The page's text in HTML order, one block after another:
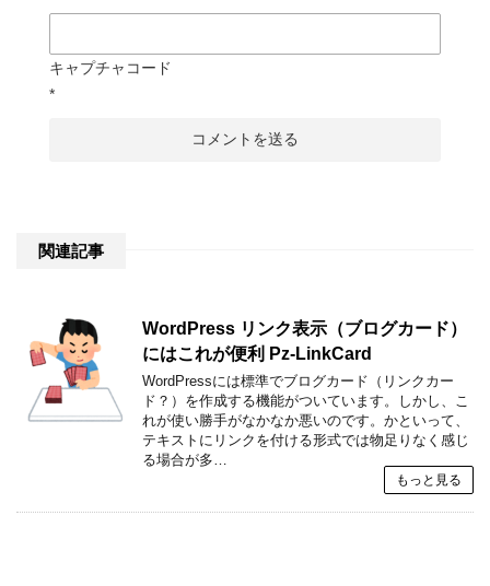
キャプチャコード
*
関連記事
WordPress リンク表示（ブログカード）
にはこれが便利 Pz-LinkCard
WordPressには標準でブログカード（リンクカー
ド？）を作成する機能がついています。しかし、こ
れが使い勝手がなかなか悪いのです。かといって、
テキストにリンクを付ける形式では物足りなく感じ
る場合が多…
もっと見る